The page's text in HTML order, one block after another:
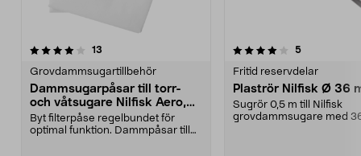
13
Grovdammsugartillbehör
Dammsugarpåsar till torr-
och våtsugare Nilfisk Aero,
5-pack
Byt filterpåse regelbundet för
optimal funktion. Dammpåsar till
4.0av 5 stjärnor 5recensioner
Fritid reservdelar
Plaströr Nilfisk Ø 36
Sugrör 0,5 m till Nilfisk
grovdammsugare med